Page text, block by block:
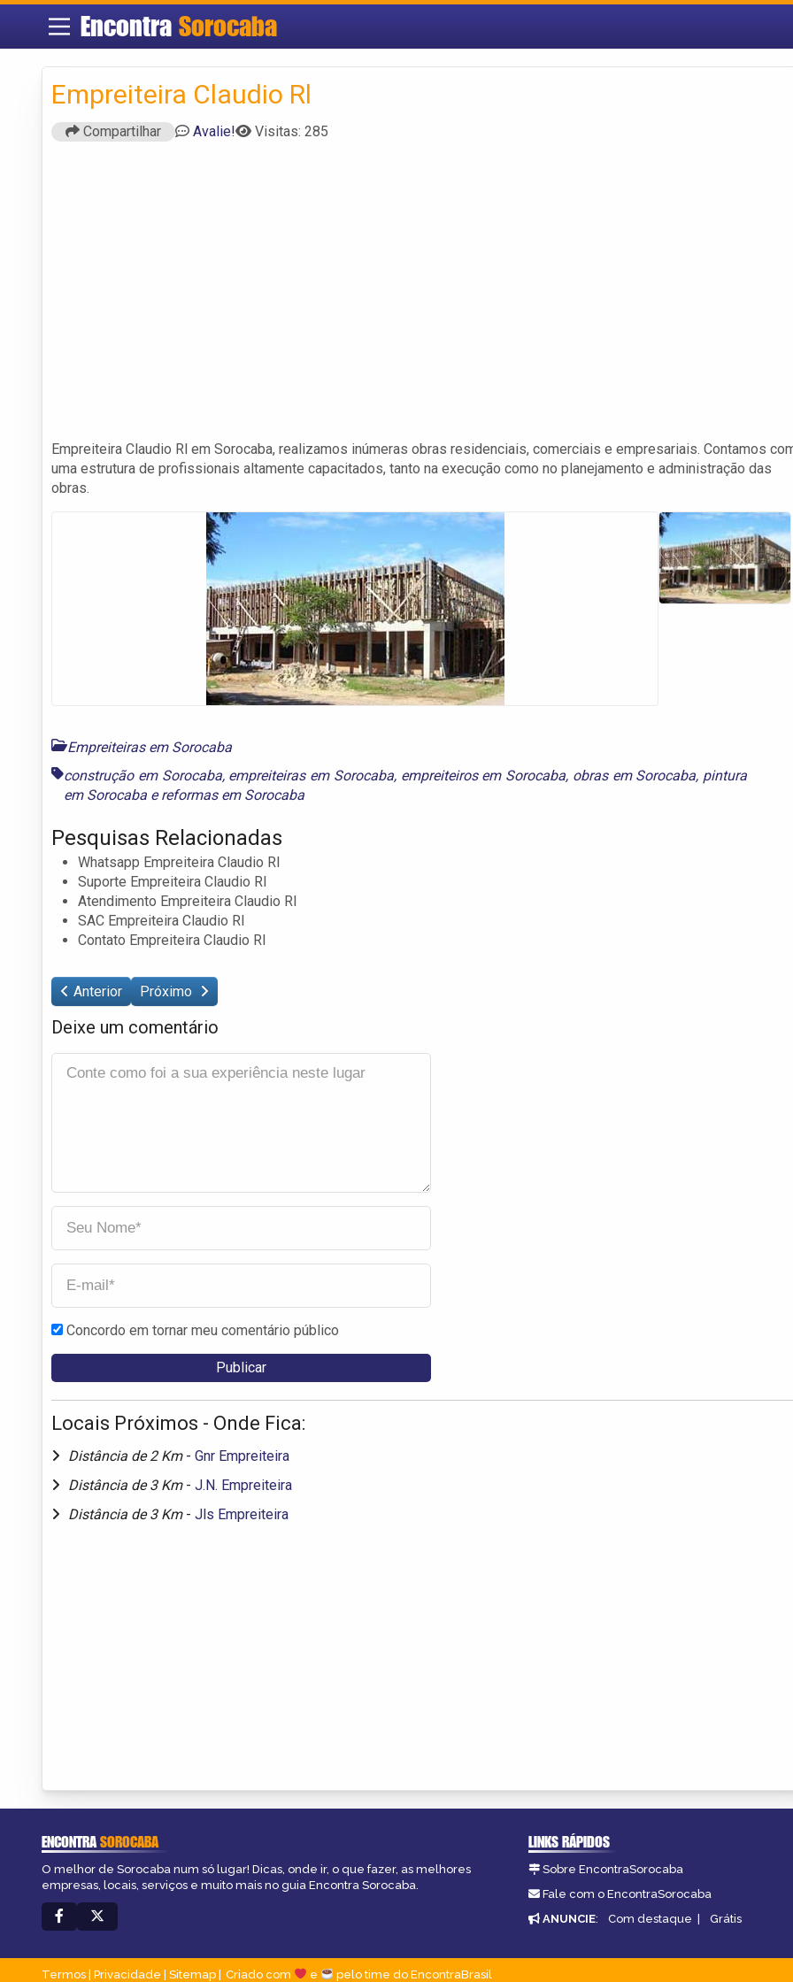
Encontra Sorocaba
Empreiteira Claudio Rl
Compartilhar Avalie! Visitas: 285
Empreiteira Claudio Rl em Sorocaba, realizamos inúmeras obras residenciais, comerciais e empresariais. Contamos
uma estrutura de profissionais altamente capacitados, tanto na execução como no planejamento e administração das
obras.
Empreiteiras em Sorocaba
construção em Sorocaba, empreiteiras em Sorocaba, empreiteiros em Sorocaba, obras em Sorocaba, pintura
em Sorocaba ereformas em Sorocaba
Pesquisas Relacionadas
Whatsapp Empreiteira Claudio Rl
Suporte Empreiteira Claudio Rl
Atendimento Empreiteira Claudio Rl
SAC Empreiteira Claudio Rl
Contato Empreiteira Claudio Rl
Anterior Próximo
Deixe um comentário
Concordo em tornar meu comentário público
Locais Próximos - Onde Fica:
Distância de 2 Km - Gnr Empreiteira
Distância de 3 Km - J.N. Empreiteira
Distância de 3 Km - Jls Empreiteira
ENCONTRASOROCABA
O melhor de Sorocaba num só lugar! Dicas, onde ir, o que fazer, as melhores
empresas, locais, serviços e muito mais no guia Encontra Sorocaba.
LINKS RÁPIDOS
Sobre EncontraSorocaba
Fale com o EncontraSorocaba
ANUNCIE: Com destaque | Grátis
Termos | Privacidade | Sitemap Criado com e pelo time do EncontraBrasil